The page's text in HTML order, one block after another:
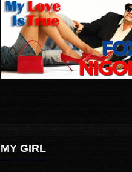
MY GIRL